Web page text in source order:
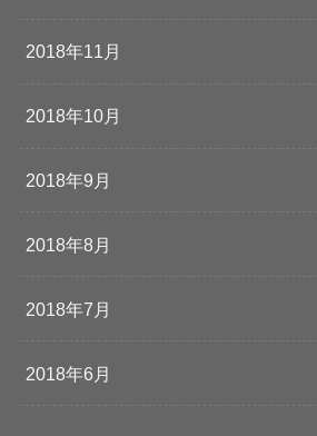
2018年11月
2018年10月
2018年9月
2018年8月
2018年7月
2018年6月